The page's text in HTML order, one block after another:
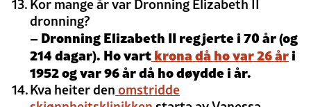
Kor mange år var Dronning Elizabeth II
dronning?
– Dronning Elizabeth II regjerte i 70 år (og
214 dagar). Ho vartkrona då ho var 26 åri
1952 og var 96 år då ho døydde i år.
Kva heiter denomstridde